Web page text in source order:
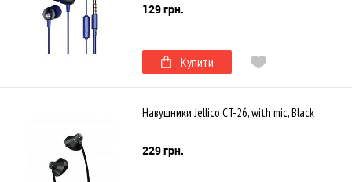
129 грн.
Купити
Навушники Jellico CT-26, with mic, Black
229 грн.